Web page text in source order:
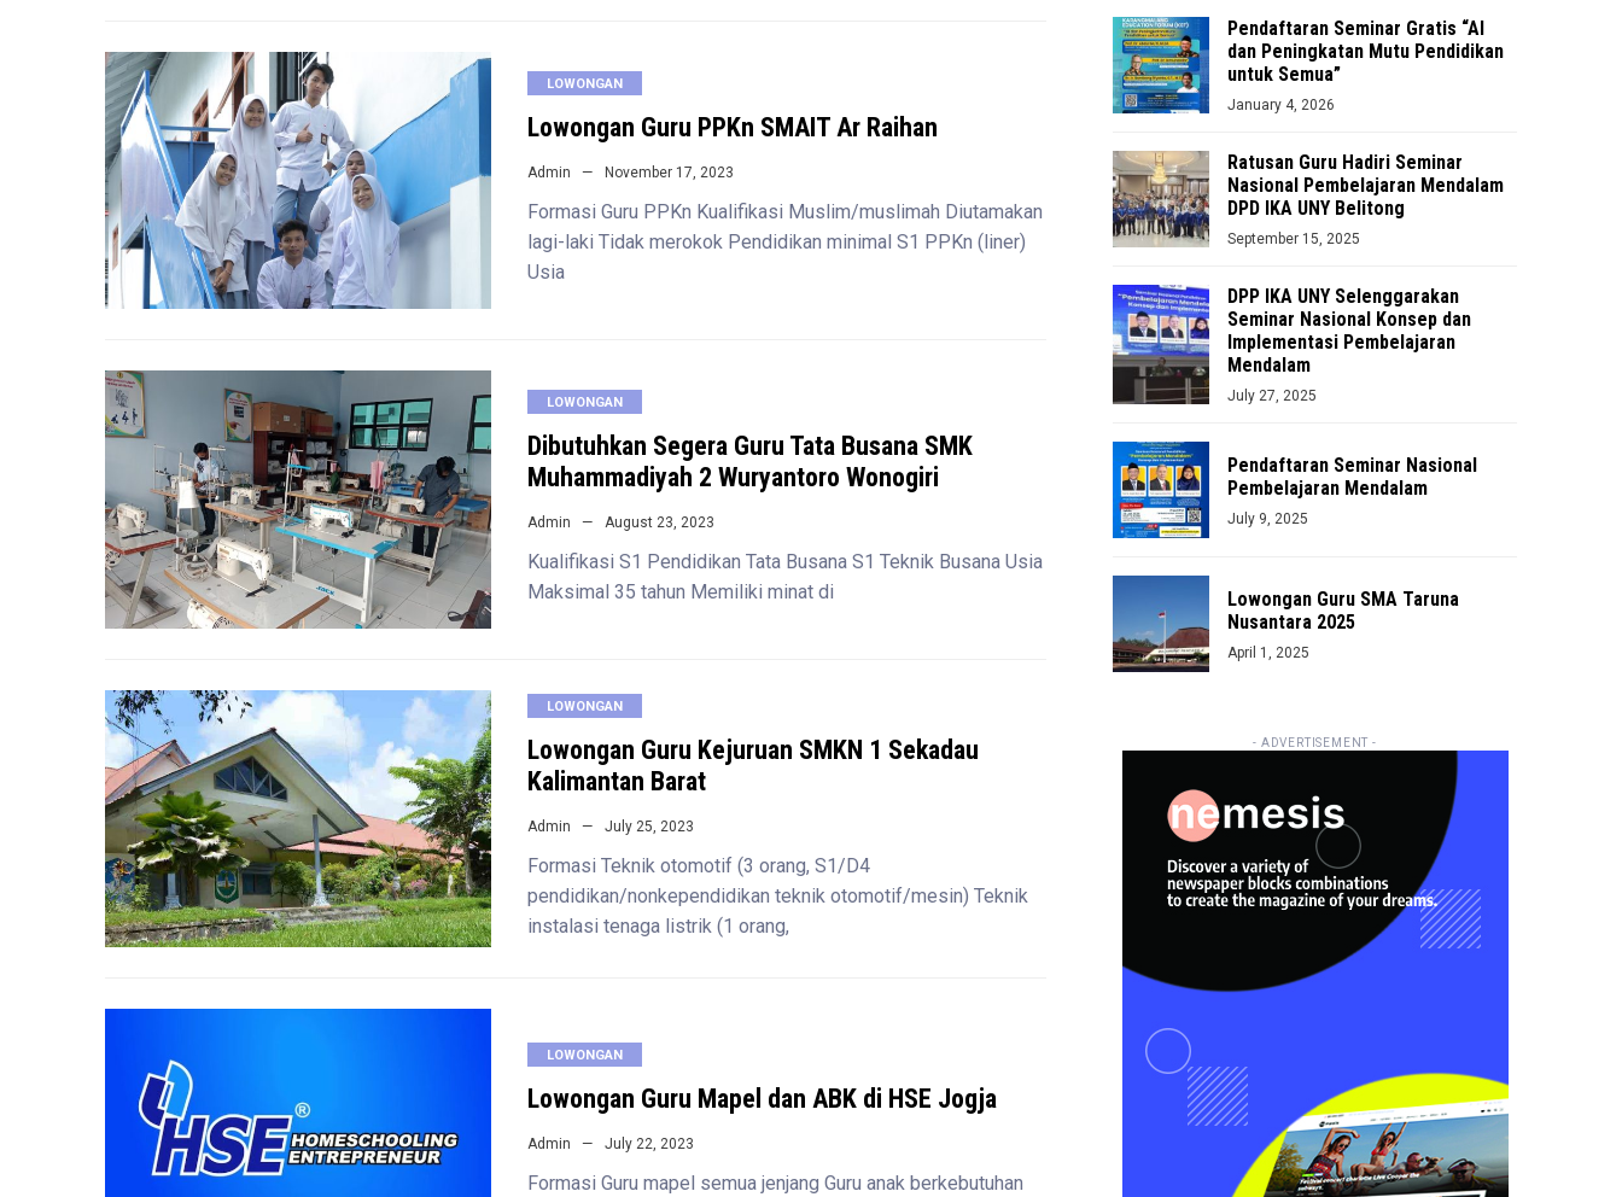
LOWONGAN
Lowongan Guru PPKn SMAIT Ar Raihan
Admin November 17, 2023
Formasi Guru PPKn Kualifikasi Muslim/muslimah Diutamakan
lagi-laki Tidak merokok Pendidikan minimal S1 PPKn (liner)
Usia
LOWONGAN
Dibutuhkan Segera Guru Tata Busana SMK
Muhammadiyah 2 Wuryantoro Wonogiri
Admin August 23, 2023
Kualifikasi S1 Pendidikan Tata Busana S1 Teknik Busana Usia
Maksimal 35 tahun Memiliki minat di
LOWONGAN
Lowongan Guru Kejuruan SMKN 1 Sekadau
Kalimantan Barat
Admin July 25, 2023
Formasi Teknik otomotif (3 orang, S1/D4
pendidikan/nonkependidikan teknik otomotif/mesin) Teknik
instalasi tenaga listrik (1 orang,
LOWONGAN
Lowongan Guru Mapel dan ABK di HSE Jogja
Admin July 22, 2023
Formasi Guru mapel semua jenjang Guru anak berkebutuhan
Pendaftaran Seminar Gratis “AI
dan Peningkatan Mutu Pendidikan
untuk Semua”
January 4, 2026
Ratusan Guru Hadiri Seminar
Nasional Pembelajaran Mendalam
DPD IKA UNY Belitong
September 15, 2025
DPP IKA UNY Selenggarakan
Seminar Nasional Konsep dan
Implementasi Pembelajaran
Mendalam
July 27, 2025
Pendaftaran Seminar Nasional
Pembelajaran Mendalam
July 9, 2025
Lowongan Guru SMA Taruna
Nusantara 2025
April 1, 2025
- ADVERTISEMENT -